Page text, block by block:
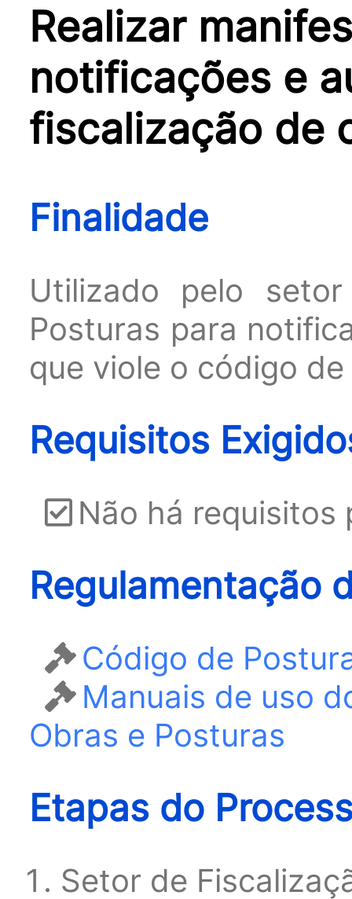
Realizar
notificações e
fiscalização de
Finalidade
Utilizado pelo
Posturas para
que viole o código
Requisitos
Não há requisitos
Regulamentação
Código de
Manuais de uso
Obras e Posturas
Etapas do
Setor de